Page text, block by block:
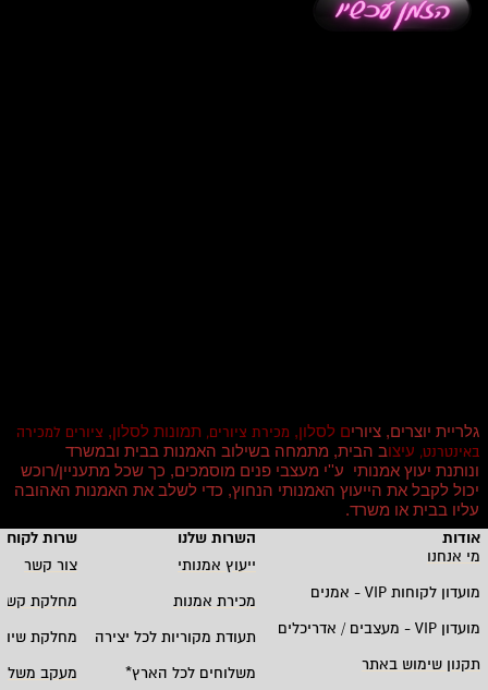
גלריית יוצרים, ציורים לסלון, מכירת ציורים, תמונות לסלון, ציורים למכירה
באינטרנט, עיצוב הבית, מתמחה בשילוב האמנות בבית ובמשרד
ונותנת יעוץ אמנותי ע''י מעצבי פנים מוסמכים, כך שכל מתעניין/רוכש
יכול לקבל את הייעוץ האמנותי הנחוץ, כדי לשלב את האמנות האהובה
עליו בבית או משרד.
אודות השרות שלנו
שרות
מי אנחנו
ייעוץ אמנותי
צור קשר
מועדון לקוחותVIP - אמנים מכירת אמנות
מחלקת
מועדון
מעצבים / אדריכלים תעודת מקוריות לכל יצירה
מחלקת
תקנון שימוש באתר
משלוחים לכל הארץ*
מעקב